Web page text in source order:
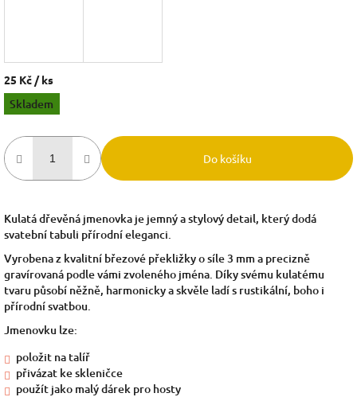
25 Kč / ks
Měrná
cena:
Skladem
Do košíku
Kulatá dřevěná jmenovka je jemný a stylový detail, který dodá
svatební tabuli přírodní eleganci.
Vyrobena z kvalitní březové překližky o síle 3 mm a precizně
gravírovaná podle vámi zvoleného jména. Díky svému kulatému
tvaru působí něžně, harmonicky a skvěle ladí s rustikální, boho i
přírodní svatbou.
Jmenovku lze:
položit na talíř
přivázat ke skleničce
použít jako malý dárek pro hosty